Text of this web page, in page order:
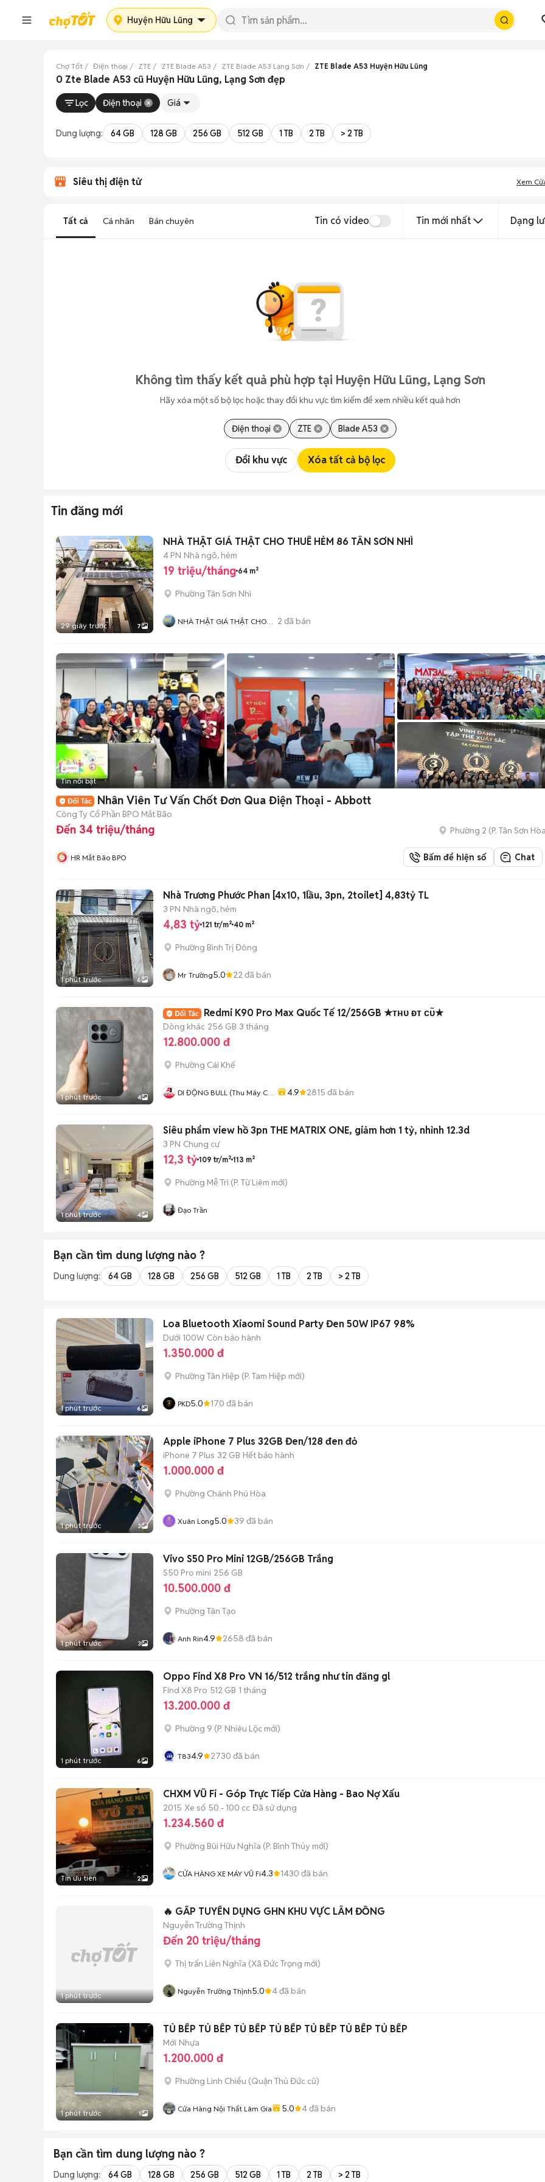
Huyện Hữu Lũng
Chợ Tốt Điện thoại ZTE ZTE Blade A53 ZTE Blade A53 Lạng Sơn ZTE Blade A53 Huyện Hữu Lũng
0 Zte Blade A53 cũ Huyện Hữu Lũng, Lạng Sơn đẹp
Lọc Điện thoại Giá
Dung lượng: 64 GB 128 GB 256 GB 512 GB 1 TB 2 TB > 2 TB
Siêu thị điện tử Xem
Tất cả Cá nhân Bán chuyên Tin có video Tin mới nhất Dạng
Không tìm thấy kết quả phù hợp tại Huyện Hữu Lũng, Lạng Sơn
Hãy xóa một số bộ lọc hoặc thay đổi khu vực tìm kiếm để xem nhiều kết quả hơn
Điện thoại ZTE Blade A53
Đổi khu vực Xóa tất cả bộ lọc
Tin đăng mới
29 giây trước 7
NHÀ THẬT GIÁ THẬT CHO THUÊ HẺM 86 TÂN SƠN NHÌ
4 PN Nhà ngõ, hẻm
19 triệu/tháng 64 m²
Phường Tân Sơn Nhì
NHÀ THẬT GIÁ THẬT CHO
2 đã bán
Tin nổi bật
Nhân Viên Tư Vấn Chốt Đơn Qua Điện Thoại - Abbott
Công Ty Cổ Phần BPO Mắt Bão
Đến 34 triệu/tháng Phường 2 (P. Tân Sơn
HR Mắt Bão BPO Bấm để hiện số Chat
1 phút trước 6
Nhà Trương Phước Phan [4x10, 1lầu, 3pn, 2toilet] 4,83tỷ TL
3 PN Nhà ngõ, hẻm
4,83 tỷ 121 tr/m² 40 m²
Phường Bình Trị Đông
Mr Trường5.0 22 đã bán
1 phút trước 4
Redmi K90 Pro Max Quốc Tế 12/256GB ★ᴛʜᴜ ᴆᴛ ᴄᴜ̃★
Dòng khác 256 GB 3 tháng
12.800.000 đ
Phường Cái Khế
DI ĐỘNG BULL (Thu Máy Cũ -
4.9 2815 đã bán
1 phút trước 4
Siêu phẩm view hồ 3pn THE MATRIX ONE, giảm hơn 1 tỷ, nhỉnh 12.3d
3 PN Chung cư
12,3 tỷ 109 tr/m² 113 m²
Phường Mễ Trì (P. Từ Liêm mới)
Đạo Trần
Bạn cần tìm dung lượng nào ?
Dung lượng: 64 GB 128 GB 256 GB 512 GB 1 TB 2 TB > 2 TB
1 phút trước 6
Loa Bluetooth Xiaomi Sound Party Đen 50W IP67 98%
Dưới 100W Còn bảo hành
1.350.000 đ
Phường Tân Hiệp (P. Tam Hiệp mới)
PKD5.0 170 đã bán
1 phút trước 3
Apple iPhone 7 Plus 32GB Đen/128 đen đỏ
iPhone 7 Plus 32 GB Hết bảo hành
1.000.000 đ
Phường Chánh Phú Hòa
Xuân Long5.0 39 đã bán
1 phút trước 3
Vivo S50 Pro Mini 12GB/256GB Trắng
S50 Pro mini 256 GB
10.500.000 đ
Phường Tân Tạo
Anh Rin4.9 2658 đã bán
1 phút trước 6
Oppo Find X8 Pro VN 16/512 trắng như tin đăng gl
Find X8 Pro 512 GB 1 tháng
13.200.000 đ
Phường 9 (P. Nhiêu Lộc mới)
T834.9 2730 đã bán
Tin ưu tiên 2
CHXM VŨ Fi - Góp Trực Tiếp Cửa Hàng - Bao Nợ Xấu
2015 Xe số 50 - 100 cc Đã sử dụng
1.234.560 đ
Phường Bùi Hữu Nghĩa (P. Bình Thủy mới)
CỬA HÀNG XE MÁY VŨ Fi4.3 1430 đã bán
1 phút trước
🔥 GẤP TUYỂN DỤNG GHN KHU VỰC LÂM ĐỒNG
Nguyễn Trường Thịnh
Đến 20 triệu/tháng
Thị trấn Liên Nghĩa (Xã Đức Trọng mới)
Nguyễn Trường Thịnh5.0 4đã bán
1 phút trước 1
TỦ BẾP TỦ BẾP TỦ BẾP TỦ BẾP TỦ BẾP TỦ BẾP TỦ BẾP
Mới Nhựa
1.200.000 đ
Phường Linh Chiểu (Quận Thủ Đức cũ)
Cửa Hàng Nội Thất Lâm Gia 5.0 4đã bán
Bạn cần tìm dung lượng nào ?
Dung lượng: 64 GB 128 GB 256 GB 512 GB 1 TB 2 TB > 2 TB